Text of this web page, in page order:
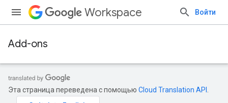
Workspace Войти
Add-ons
Эта страница переведена с помощью Cloud Translation API